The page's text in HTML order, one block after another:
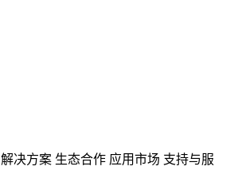
解决方案 生态合作 应用市场 支持与服